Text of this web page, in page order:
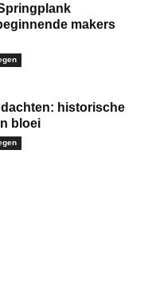
makers
historische
bloei